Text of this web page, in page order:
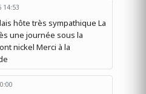
14:53
hôte très sympathique La
une journée sous la
nickel Merci à la